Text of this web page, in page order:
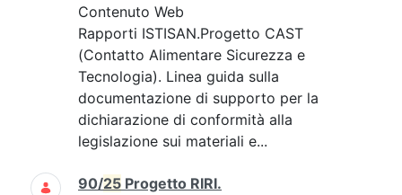
Contenuto Web
Rapporti ISTISAN.Progetto CAST
(Contatto Alimentare Sicurezza e
Tecnologia). Linea guida sulla
documentazione di supporto per la
dichiarazione di conformità alla
legislazione sui materiali e...
90/25 Progetto RIRI.